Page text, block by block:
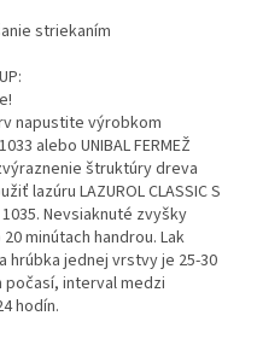
striekaním
napustite výrobkom
alebo UNIBAL FERMEŽ
štruktúry dreva
lazúru LAZUROL CLASSIC S
1035. Nevsiaknuté zvyšky
minútach handrou. Lak
hrúbka jednej vrstvy je 25-30
počasí, interval medzi
hodín.